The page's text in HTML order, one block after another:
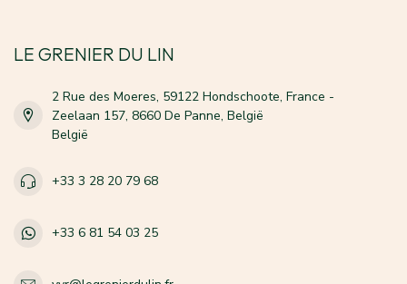
LE GRENIER DU LIN
2 Rue des Moeres, 59122 Hondschoote, France -
Zeelaan 157, 8660 De Panne, België
België
+33 3 28 20 79 68
+33 6 81 54 03 25